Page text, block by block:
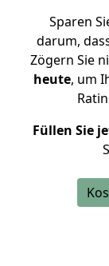
Sparen
darum,
Zögern Sie
heute, um
Füllen Sie